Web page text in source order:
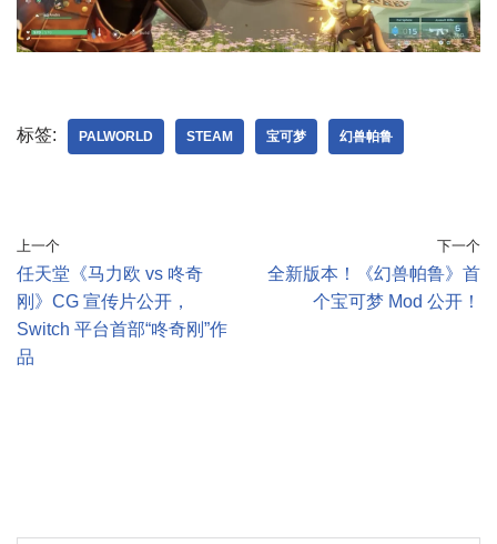
标签: PALWORLD STEAM 宝可梦 幻兽帕鲁
上一个
任天堂《马力欧 vs 咚奇
刚》CG 宣传片公开，
Switch 平台首部“咚奇刚”作
品
下一个
全新版本！《幻兽帕鲁》首
个宝可梦 Mod 公开！